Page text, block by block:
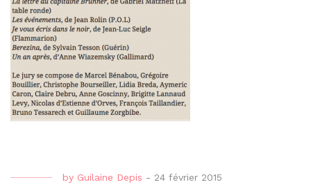
by Guilaine Depis - 24 février 2015